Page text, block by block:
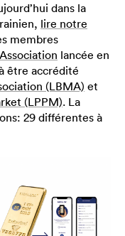
dans la
lire notre
membres
lancée en
être accrédité
(LBMA) et
(LPPM). La
29 différentes à